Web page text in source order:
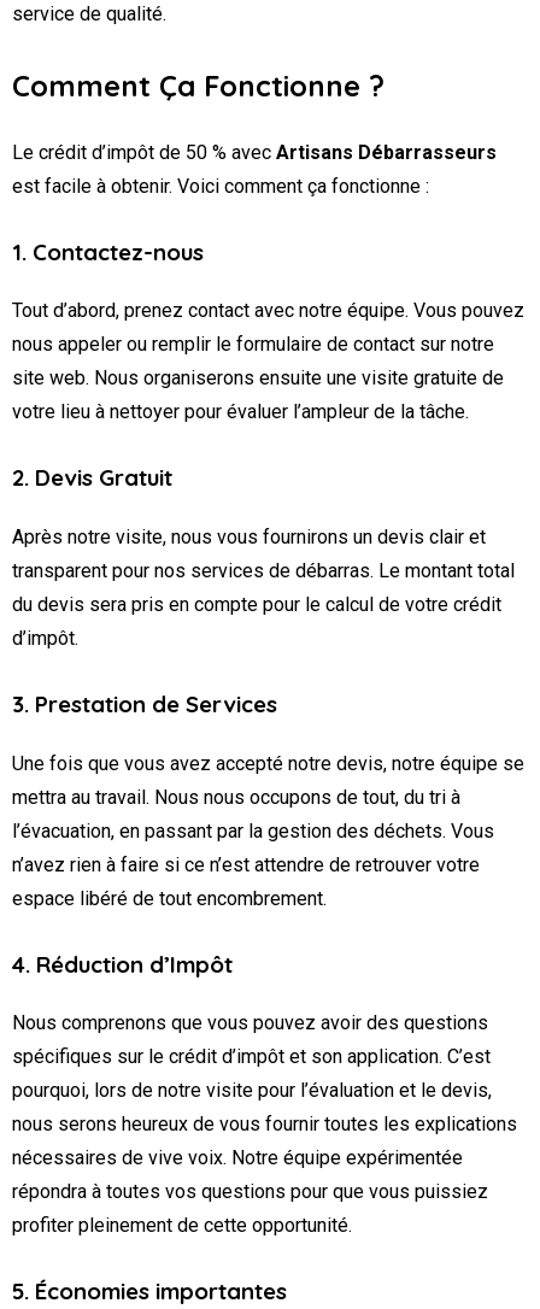
service de qualité.
Comment Ça Fonctionne ?
Le crédit d’impôt de 50 % avec Artisans Débarrasseurs
est facile à obtenir. Voici comment ça fonctionne :
1. Contactez-nous
Tout d’abord, prenez contact avec notre équipe. Vous pouvez
nous appeler ou remplir le formulaire de contact sur notre
site web. Nous organiserons ensuite une visite gratuite de
votre lieu à nettoyer pour évaluer l’ampleur de la tâche.
2. Devis Gratuit
Après notre visite, nous vous fournirons un devis clair et
transparent pour nos services de débarras. Le montant total
du devis sera pris en compte pour le calcul de votre crédit
d’impôt.
3. Prestation de Services
Une fois que vous avez accepté notre devis, notre équipe se
mettra au travail. Nous nous occupons de tout, du tri à
l’évacuation, en passant par la gestion des déchets. Vous
n’avez rien à faire si ce n’est attendre de retrouver votre
espace libéré de tout encombrement.
4. Réduction d’Impôt
Nous comprenons que vous pouvez avoir des questions
spécifiques sur le crédit d’impôt et son application. C’est
pourquoi, lors de notre visite pour l’évaluation et le devis,
nous serons heureux de vous fournir toutes les explications
nécessaires de vive voix. Notre équipe expérimentée
répondra à toutes vos questions pour que vous puissiez
profiter pleinement de cette opportunité.
5. Économies importantes